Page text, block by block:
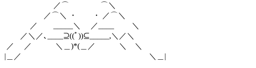
／⌒ ⌒＼
／⌒＼ ・ ・ ／⌒＼
／ _____＼ ／____ ＼
／＼／､____⊇((ﾟ))⊆_____,＼／＼
／ ／ ＼＿)*(＿／ ＼ ＼
|＿／ ＼＿|